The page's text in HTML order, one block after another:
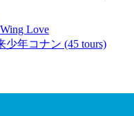
Love
少年コナン (45 tours)